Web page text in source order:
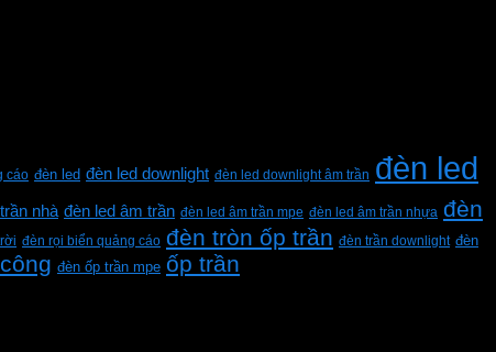
cáo đèn led đèn led downlight đèn led downlight âm trần đèn led
nhà đèn led âm trần đèn led âm trần mpe đèn led âm trần nhựa đèn
đèn rọi biển quảng cáo đèn tròn ốp trần đèn trần downlight đèn
đèn ốp trần mpe ốp trần